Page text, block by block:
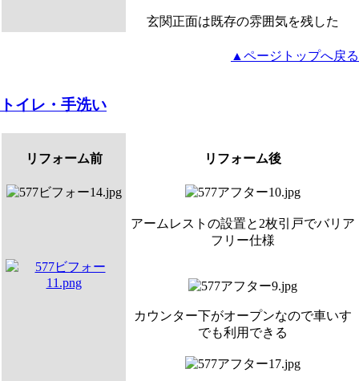
玄関正面は既存の雰囲気を残した
▲ページトップへ戻る
トイレ・手洗い
リフォーム前 リフォーム後
アームレストの設置と2枚引戸でバリア
フリー仕様
カウンター下がオープンなので車いす
でも利用できる